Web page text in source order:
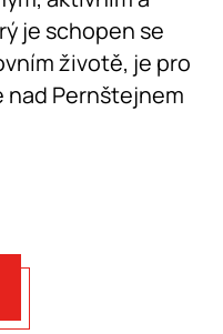
je schopen se
životě, je pro
nad Pernštejnem